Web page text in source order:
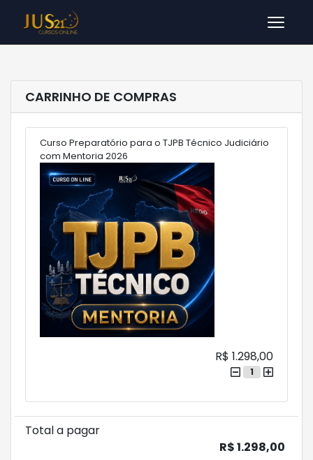
CARRINHO DE COMPRAS
Curso Preparatório para o TJPB Técnico Judiciário
com Mentoria 2026
R$ 1.298,00
1
Total a pagar
R$ 1.298,00